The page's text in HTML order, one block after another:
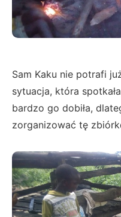
Sam Kaku nie potrafi
sytuacja, która
bardzo go dobiła,
zorganizować tę